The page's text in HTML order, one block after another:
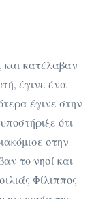
και κατέλαβαν
έγινε ένα
έγινε στην
ότι
στην
το νησί και
Φίλιππος